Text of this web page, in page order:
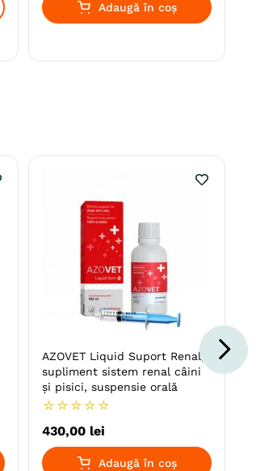
Adaugă în coș
AZOVET Liquid Suport Renal,
supliment sistem renal câini
și pisici, suspensie orală
☆ ☆ ☆ ☆ ☆
430,00 lei
Adaugă în coș